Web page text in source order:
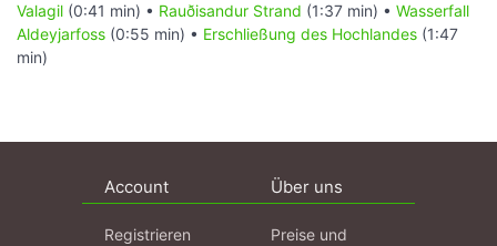
Valagil (0:41 min) • Rauðisandur Strand (1:37 min) • Wasserfall
Aldeyjarfoss (0:55 min) • Erschließung des Hochlandes (1:47
min)
Account
Registrieren
Über uns
Preise und